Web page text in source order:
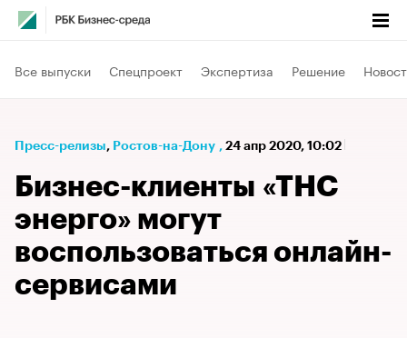
Все выпуски Спецпроект Экспертиза Решение
Пресс-релизы⁠, Ростов-на-Дону , 24 апр 2020, 10:02
Бизнес-клиенты «ТНС
энерго» могут
воспользоваться онлайн-
сервисами